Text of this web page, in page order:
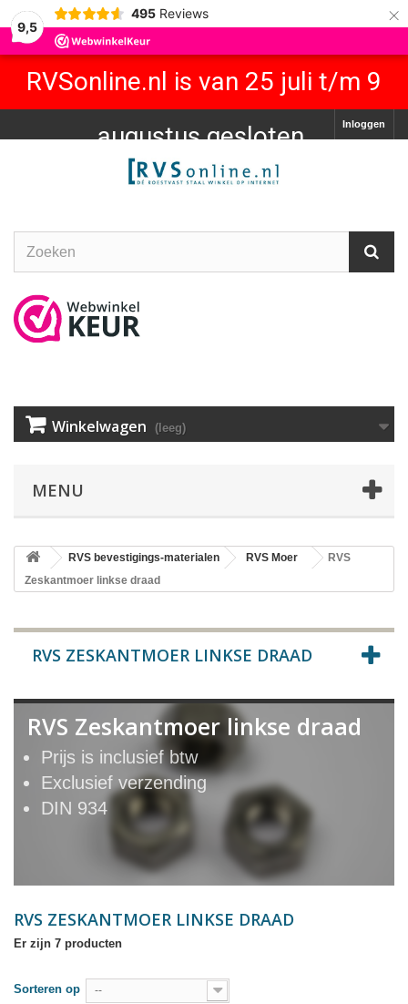
9,5
495 Reviews ×
RVSonline.nl is van 25 juli t/m 9
augustus gesloten.
Inloggen
Winkelwagen (leeg)
MENU
RVS bevestigings-materialen RVS Moer
RVS
Zeskantmoer linkse draad
RVS ZESKANTMOER LINKSE DRAAD
RVS Zeskantmoer linkse draad
Prijs is inclusief btw
Exclusief verzending
DIN 934
RVS ZESKANTMOER LINKSE DRAAD
Er zijn 7 producten
Sorteren op --